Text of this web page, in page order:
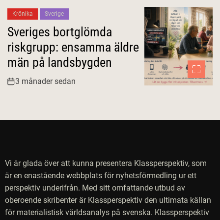
Krönika Sverige
Sveriges bortglömda
riskgrupp: ensamma äldre
män på landsbygden
3 månader sedan
Vi är glada över att kunna presentera Klassperspektiv, som
är en enastående webbplats för nyhetsförmedling ur ett
perspektiv underifrån. Med sitt omfattande utbud av
oberoende skribenter är Klassperspektiv den ultimata källan
för materialistisk världsanalys på svenska. Klassperspektiv